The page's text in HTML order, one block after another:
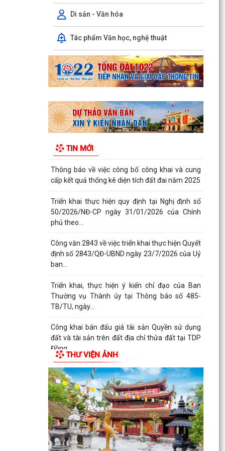
Di sản - Văn hóa
Tác phẩm Văn học, nghệ thuật
TIN MỚI
50/2026/NĐ-CP ngày 31/01/2026 của Chính
phủ theo...
Công văn 2843 về việc triển khai thực hiện Quyết
định số 2843/QĐ-UBND ngày 23/7/2026 của Uỷ
ban...
Triển khai, thực hiện ý kiến chỉ đạo của Ban
TB/TU, ngày...
Công khai bán đấu giá tài sản Quyền sử dụng
Đồng...
Thông báo về việc công bố công khai Quyết định
số 55/2026/QĐ-UBND ngày 08/7/2026 của
Công bố công khai danh mục thủ tục hành
chính đủ điều kiện cung cấp dịch vụ công trực
Thông báo Ban hành bổ sung, sửa đổi mã định
danh cho các cơ quan, đơn vị hành chính nhà
Triển khai Nghị định số 294/2026/NĐ-CP, Nghị
định số 295/2026/NĐ-CP và Nghị định số
Thông báo số 394/TB-VPCP ngày 21/7/2026
của Văn phòng Chính phủ thông báo Kết luận
của Thủ tướng...
Triển khai thi hành Nghị định số 274/2026/NĐ-
CP của Chính phủ quy định chi tiết một số điều
và biện...
Quán triệt chỉ đạo của Tổng Bí thư, Chủ tịch
nước tại Thông báo số 64-TB/VPTW, ngày
22/5/2026 và...
THƯ VIỆN ẢNH